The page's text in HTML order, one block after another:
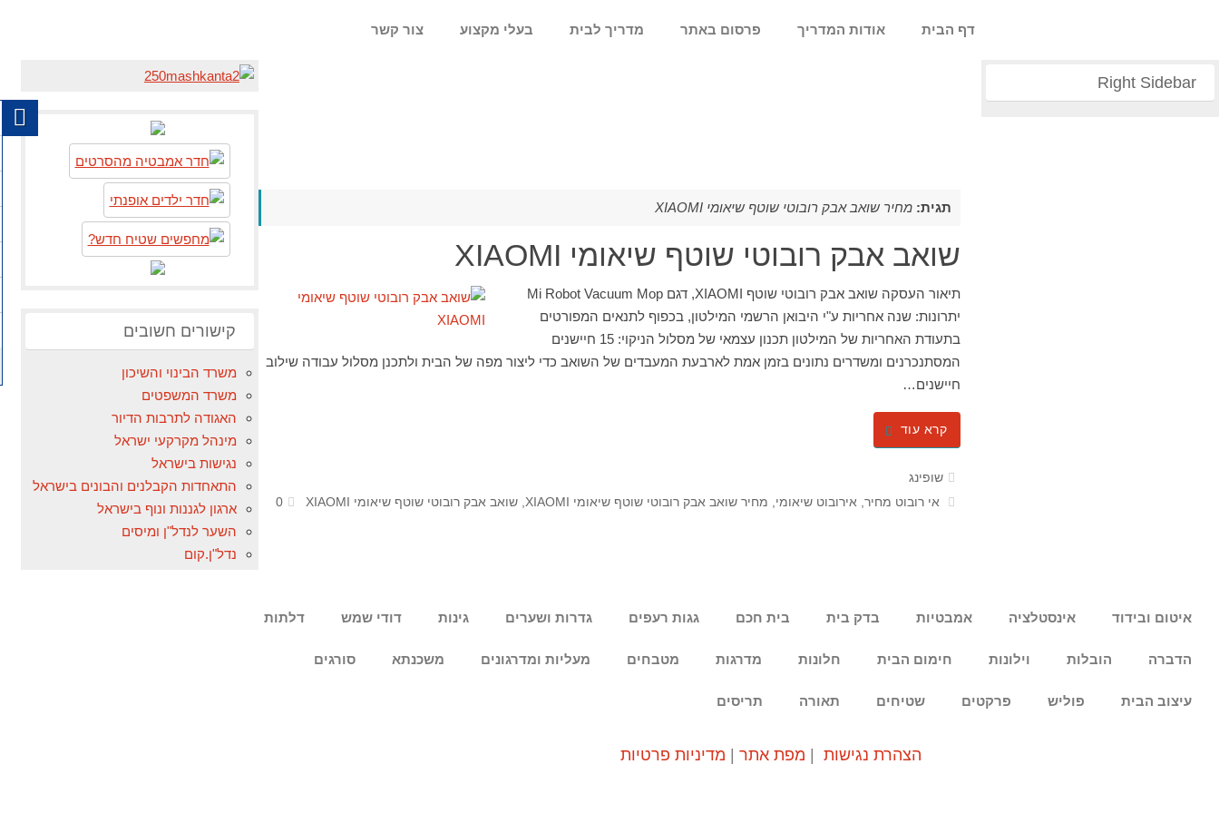
דף הבית אודות המדריך פרסום באתר מדריך לבית בעלי מקצוע צור קשר
תגית: מחיר שואב אבק רובוטי שוטף שיאומי XIAOMI
שואב אבק רובוטי שוטף שיאומי XIAOMI
תיאור העסקה שואב אבק רובוטי שוטף XIAOMI, דגם Mi Robot Vacuum Mop
יתרונות: שנה אחריות ע"י היבואן הרשמי המילטון, בכפוף לתנאים המפורטים
בתעודת האחריות של המילטון תכנון עצמאי של מסלול הניקוי: 15 חיישנים
המסתנכרנים ומשדרים נתונים בזמן אמת לארבעת המעבדים של השואב כדי ליצור מפה של הבית ולתכנן מסלול עבודה שילוב
חיישנים…
קרא עוד
שופינג
אי רובוט מחיר אירובוט שיאומי מחיר שואב אבק רובוטי שוטף שיאומי XIAOMI ,שואב אבק רובוטי שוטף שיאומי XIAOMI 0
קישורים חשובים
משרד הבינוי והשיכון
משרד המשפטים
האגודה לתרבות הדיור
מינהל מקרקעי ישראל
נגישות בישראל
התאחדות הקבלנים והבונים בישראל
ארגון לגננות ונוף בישראל
השער לנדל"ן ומיסים
נדל"ן.קום
Right Sidebar
איטום ובידוד אינסטלציה אמבטיות בדק בית בית חכם גגות רעפים גדרות ושערים גינות דודי שמש דלתות
הדברה הובלות וילונות חימום הבית חלונות מדרגות מטבחים מעליות ומדרגונים משכנתא סורגים
עיצוב הבית פוליש פרקטים שטיחים תאורה תריסים
הצהרת נגישות| מפת אתר| מדיניות פרטיות